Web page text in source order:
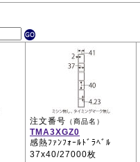
注文番号 （商品名）
TMA3XGZ0
感熱ﾌｧﾝﾌｫｰﾙﾄﾞﾗﾍﾞﾙ
37x40/27000枚